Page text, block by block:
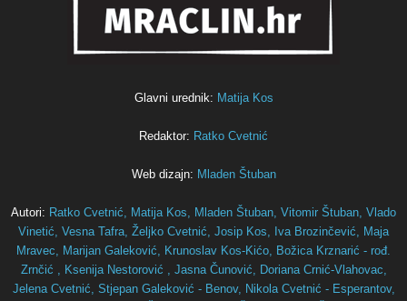
Glavni urednik: Matija Kos
Redaktor: Ratko Cvetnić
Web dizajn: Mladen Štuban
Autori: Ratko Cvetnić, Matija Kos, Mladen Štuban, Vitomir Štuban, Vlado
Vinetić, Vesna Tafra, Željko Cvetnić, Josip Kos, Iva Brozinčević,
Maja
Mravec, Marijan Galeković, Krunoslav Kos-Kićo, Božica Krznarić - rođ.
Zrnčić , Ksenija Nestorović , Jasna Čunović, Doriana Crnić-Vlahovac,
Jelena Cvetnić, Stjepan Galeković - Benov, Nikola Cvetnić - Esperantov,